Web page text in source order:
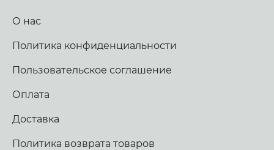
О нас
Политика конфиденциальности
Пользовательское соглашение
Оплата
Доставка
Политика возврата товаров